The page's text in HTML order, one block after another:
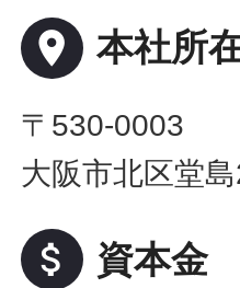
place 本社所
〒530-0003
大阪市北区堂
attach_money 資本金